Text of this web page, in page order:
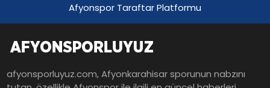
Afyonspor Taraftar Platformu
afyonsporluyuz.com, Afyonkarahisar sporunun nabzını